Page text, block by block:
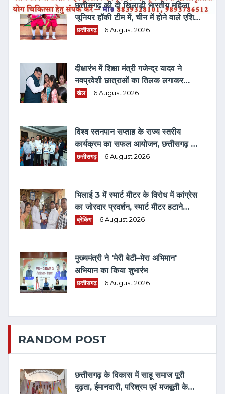
छत्तीसगढ़ की दो खिलाड़ी भारतीय महिला
जूनियर हॉकी टीम में, चीन में होने वाले एशिया
कप में दिखाएंगी दम
छत्तीसगढ़ 6 August 2026
दीक्षारंभ में शिक्षा मंत्री गजेन्द्र यादव ने
नवप्रवेशी छात्राओं का तिलक लगाकर
विद्यार्थियों से किये आत्मीय संवाद
खेल 6 August 2026
विश्व स्तनपान सप्ताह के राज्य स्तरीय
कार्यक्रम का सफल आयोजन, छत्तीसगढ़ के
प्रथम "मातृ दूध कोष (MOTHER MILK
छत्तीसगढ़ 6 August 2026
भिलाई 3 में स्मार्ट मीटर के विरोध में कांग्रेस
का जोरदार प्रदर्शन, स्मार्ट मीटर हटाने
भरवाया फार्म
ब्रेकिंग 6 August 2026
मुख्यमंत्री ने 'मेरी बेटी–मेरा अभिमान'
अभियान का किया शुभारंभ
छत्तीसगढ़ 6 August 2026
RANDOM POST
छत्तीसगढ़ के विकास में साहू समाज पूरी
दृढ़ता, ईमानदारी, परिश्रम एवं मजबूती के